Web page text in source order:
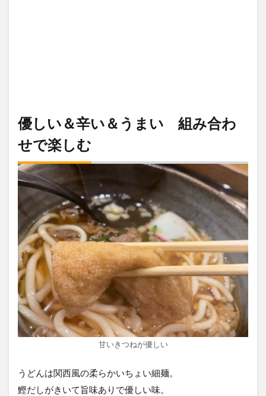
優しい＆辛い＆うまい 組み合わ
せで楽しむ
甘いきつねが優しい
うどんは関西風の柔らかいちょい細麺。
鰹だしがきいて旨味ありで優しい味。